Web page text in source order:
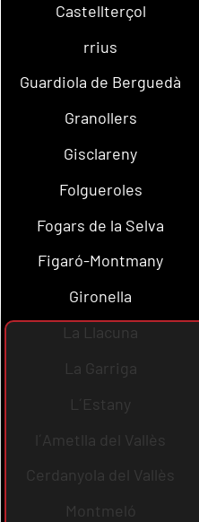
Castellterçol
rrius
Guardiola de Berguedà
Granollers
Gisclareny
Folgueroles
Fogars de la Selva
Figaró-Montmany
Gironella
La Llacuna
La Garriga
L´Estany
l´Ametlla del Vallès
Cerdanyola del Vallès
Montmeló